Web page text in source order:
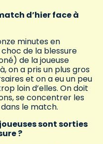
d’hier face à
minutes en
de la blessure
de la joueuse
on a pris un plus gros
et on a eu un peu
loin d’elles. On doit
se concentrer les
le match.
sont sorties
?